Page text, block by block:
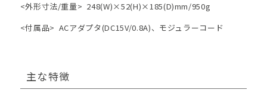
<外形寸法/重量> 248(W)×52(H)×185(D)mm/950g
<付属品> ACアダプタ(DC15V/0.8A)、モジュラーコード
主な特徴